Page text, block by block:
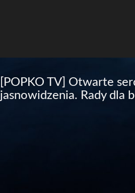
[POPKO TV] Otwarte
jasnowidzenia. Rady dla